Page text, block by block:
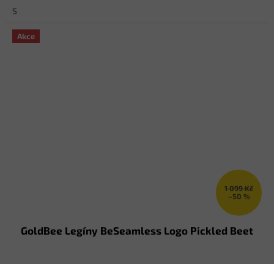
S
Akce
1 099 Kč
–50 %
GoldBee Legíny BeSeamless Logo Pickled Beet